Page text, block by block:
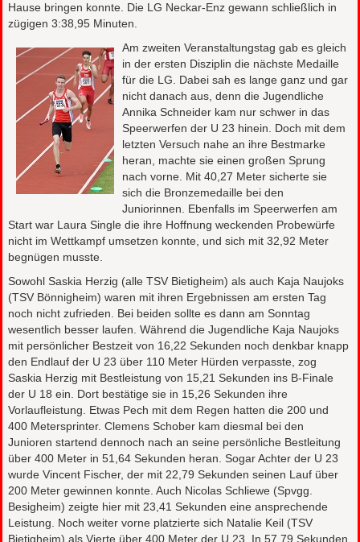
Hause bringen konnte. Die LG Neckar-Enz gewann schließlich in
zügigen 3:38,95 Minuten.
Am zweiten Veranstaltungstag gab es gleich
in der ersten Disziplin die nächste Medaille
für die LG. Dabei sah es lange ganz und gar
nicht danach aus, denn die Jugendliche
Annika Schneider kam nur schwer in das
Speerwerfen der U 23 hinein. Doch mit dem
letzten Versuch nahe an ihre Bestmarke
heran, machte sie einen großen Sprung
nach vorne. Mit 40,27 Meter sicherte sie
sich die Bronzemedaille bei den
Juniorinnen. Ebenfalls im Speerwerfen am
Start war Laura Single die ihre Hoffnung weckenden Probewürfe
nicht im Wettkampf umsetzen konnte, und sich mit 32,92 Meter
begnügen musste.
Sowohl Saskia Herzig (alle TSV Bietigheim) als auch Kaja Naujoks
(TSV Bönnigheim) waren mit ihren Ergebnissen am ersten Tag
noch nicht zufrieden. Bei beiden sollte es dann am Sonntag
wesentlich besser laufen. Während die Jugendliche Kaja Naujoks
mit persönlicher Bestzeit von 16,22 Sekunden noch denkbar knapp
den Endlauf der U 23 über 110 Meter Hürden verpasste, zog
Saskia Herzig mit Bestleistung von 15,21 Sekunden ins B-Finale
der U 18 ein. Dort bestätige sie in 15,26 Sekunden ihre
Vorlaufleistung. Etwas Pech mit dem Regen hatten die 200 und
400 Metersprinter. Clemens Schober kam diesmal bei den
Junioren startend dennoch nach an seine persönliche Bestleitung
über 400 Meter in 51,64 Sekunden heran. Sogar Achter der U 23
wurde Vincent Fischer, der mit 22,79 Sekunden seinen Lauf über
200 Meter gewinnen konnte. Auch Nicolas Schliewe (Spvgg.
Besigheim) zeigte hier mit 23,41 Sekunden eine ansprechende
Leistung. Noch weiter vorne platzierte sich Natalie Keil (TSV
Bietigheim) als Vierte über 400 Meter der U 23. In 57,79 Sekunden